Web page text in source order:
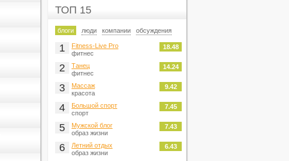
ТОП 15
блоги люди компании обсуждения
1
Fitness-Live Pro
фитнес
18.48
2
Танец
фитнес
14.24
3
Массаж
красота
9.42
4
Большой спорт
спорт
7.45
5
Мужской блог
образ жизни
7.43
6
Летний отдых
образ жизни
6.43